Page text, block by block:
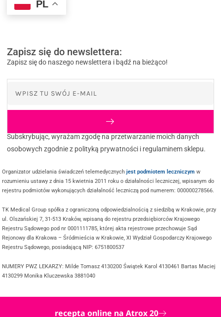
recepta online na Atrox 20
PL
Zapisz się do newslettera:
Zapisz się do naszego newslettera i bądź na bieżąco!
Subskrybując, wyrażam zgodę na przetwarzanie moich danych
osobowych zgodnie z polityką prywatności i regulaminem sklepu.
Organizator udzielania świadczeń telemedycznychjest podmiotem leczniczym w
rozumieniu ustawy z dnia 15 kwietnia 2011 roku o działalności leczniczej, wpisanym do
rejestru podmiotów wykonujących działalność leczniczą pod numerem: 000000278566.
TK Medical Group spółka z ograniczoną odpowiedzialnością z siedzibą w Krakowie, przy
ul. Olszańskiej 7, 31-513 Kraków, wpisaną do rejestru przedsiębiorców Krajowego
Rejestru Sądowego pod nr 0001111785, której akta rejestrowe przechowuje Sąd
Rejonowy dla Krakowa – Śródmieścia w Krakowie, XI Wydział Gospodarczy Krajowego
Rejestru Sądowego, posiadającą NIP: 6751800537
NUMERY PWZ LEKARZY: Milde Tomasz 4130200 Świątek Karol 4130461 Bartas Maciej
4130299 Monika Kluczewska 3881040
@ COPYRIGHT 2025 TWOJDOKTOR.ONLINE